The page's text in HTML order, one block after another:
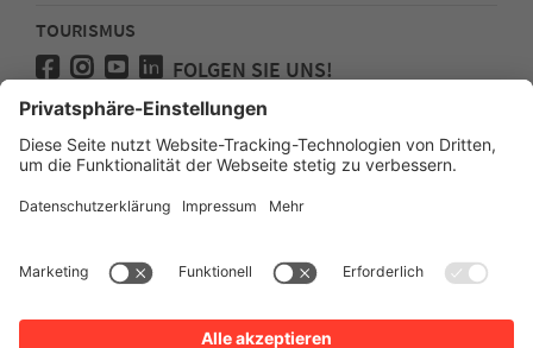
TOURISMUS
FOLGEN SIE UNS!
Presse
Kontakt
Impressum
Sitemap